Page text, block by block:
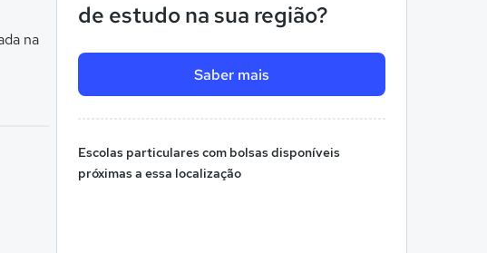
na
de estudo na sua região?
Saber mais
Escolas particulares com bolsas disponíveis
próximas a essa localização